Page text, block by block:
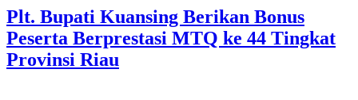
Plt. Bupati Kuansing Berikan Bonus
Peserta Berprestasi MTQ ke 44 Tingkat
Provinsi Riau